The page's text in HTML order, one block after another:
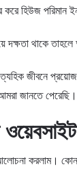
করে হিউজ পরিমান
দক্ষতা থাকে
জীবনে
জানতে পেরেছি।
করলাম।